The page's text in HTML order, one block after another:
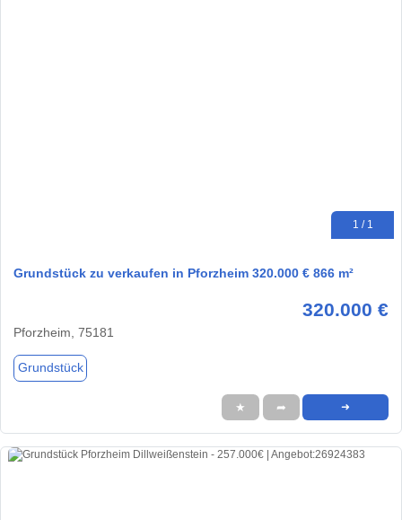
1 / 1
Grundstück zu verkaufen in Pforzheim 320.000 € 866 m²
320.000 €
Pforzheim, 75181
Grundstück
★ ➦ ➜